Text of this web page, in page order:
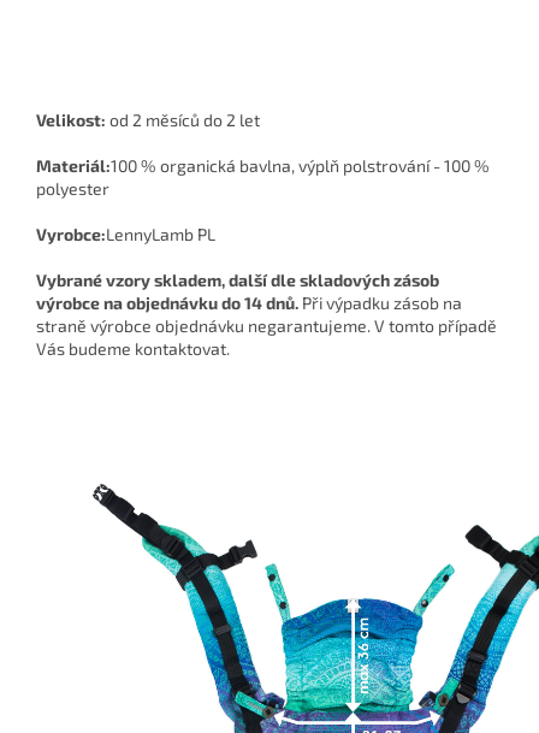
Velikost: od 2 měsíců do 2 let
Materiál:100 % organická bavlna, výplň polstrování - 100 %
polyester
Vyrobce:LennyLamb PL
Vybrané vzory skladem, další dle skladových zásob
výrobce na objednávku do 14 dnů. Při výpadku zásob na
straně výrobce objednávku negarantujeme. V tomto případě
Vás budeme kontaktovat.